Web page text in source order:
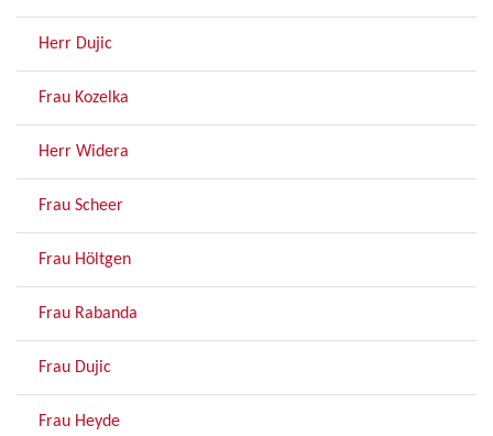
Herr Dujic
Frau Kozelka
Herr Widera
Frau Scheer
Frau Höltgen
Frau Rabanda
Frau Dujic
Frau Heyde